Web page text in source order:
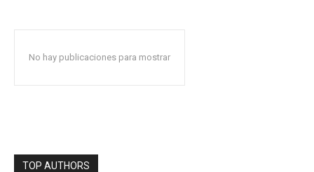
No hay publicaciones para mostrar
TOP AUTHORS